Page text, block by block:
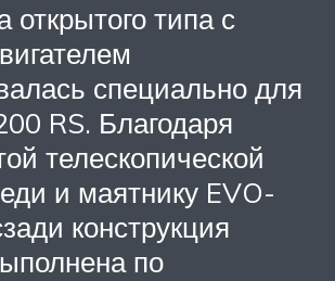
открытого типа с
специально для
RS. Благодаря
телескопической
и маятнику EVO-
конструкция
по